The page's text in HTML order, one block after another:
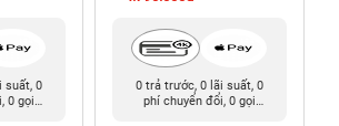
suất, 0
0 gọi
0 trả trước, 0 lãi suất, 0
phí chuyển đổi, 0 gọi